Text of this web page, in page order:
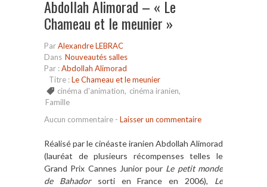
Abdollah Alimorad – « Le
Chameau et le meunier »
ParAlexandre LEBRAC
Dans Nouveautés salles
Par :Abdollah Alimorad
Titre :Le Chameau et le meunier
cinéma d'animation, cinéma iranien,
Famille
Aucun commentaire - Laisser un commentaire
Réalisé par le cinéaste iranien Abdollah Alimorad
(lauréat de plusieurs récompenses telles le
Grand Prix Cannes Junior pour Le petit monde
de Bahadorsorti en France en 2006), Le